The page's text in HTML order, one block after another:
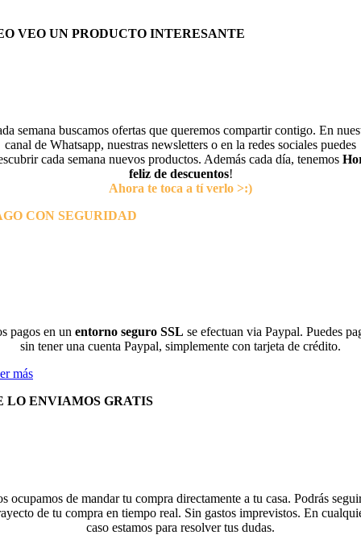
VEO UN PRODUCTO INTERESANTE
semana buscamos ofertas que queremos compartir contigo. En
canal de Whatsapp, nuestras newsletters o en la redes sociales puedes
cada semana nuevos productos. Además cada día, tenemos
feliz de descuentos!
Ahora te toca a tí verlo >:)
CON SEGURIDAD
pagos en un entorno seguro SSL se efectuan via Paypal. Puedes
sin tener una cuenta Paypal, simplemente con tarjeta de crédito.
más
LO ENVIAMOS GRATIS
ocupamos de mandar tu compra directamente a tu casa. Podrás
de tu compra en tiempo real. Sin gastos imprevistos. En
caso estamos para resolver tus dudas.